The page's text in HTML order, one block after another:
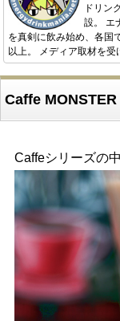
ドリン
設。 エ
を真剣に飲み始め、各国
以上。 メディア取材を受
Caffe
Caffeシリーズの